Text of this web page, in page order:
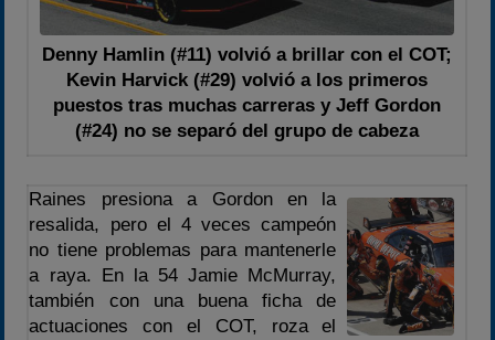
Denny Hamlin (#11) volvió a brillar con el COT;
Kevin Harvick (#29) volvió a los primeros
puestos tras muchas carreras y Jeff Gordon
(#24) no se separó del grupo de cabeza
Raines presiona a Gordon en la
resalida, pero el 4 veces campeón
no tiene problemas para mantenerle
a raya. En la 54 Jamie McMurray,
también con una buena ficha de
actuaciones con el COT, roza el